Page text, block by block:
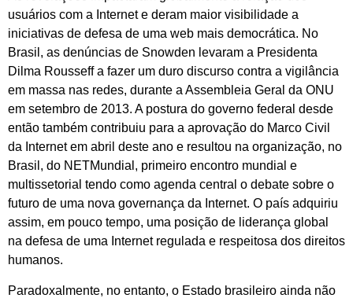
usuários com a Internet e deram maior visibilidade a
iniciativas de defesa de uma web mais democrática. No
Brasil, as denúncias de Snowden levaram a Presidenta
Dilma Rousseff a fazer um duro discurso contra a vigilância
em massa nas redes, durante a Assembleia Geral da ONU
em setembro de 2013. A postura do governo federal desde
então também contribuiu para a aprovação do Marco Civil
da Internet em abril deste ano e resultou na organização, no
Brasil, do NETMundial, primeiro encontro mundial e
multissetorial tendo como agenda central o debate sobre o
futuro de uma nova governança da Internet. O país adquiriu
assim, em pouco tempo, uma posição de liderança global
na defesa de uma Internet regulada e respeitosa dos direitos
humanos.
Paradoxalmente, no entanto, o Estado brasileiro ainda não